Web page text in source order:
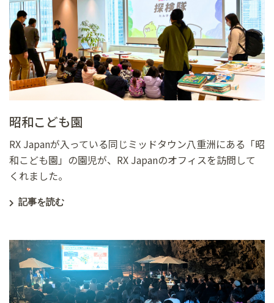
昭和こども園
RX Japanが入っている同じミッドタウン八重洲にある「昭
和こども園」の園児が、RX Japanのオフィスを訪問して
くれました。
記事を読む